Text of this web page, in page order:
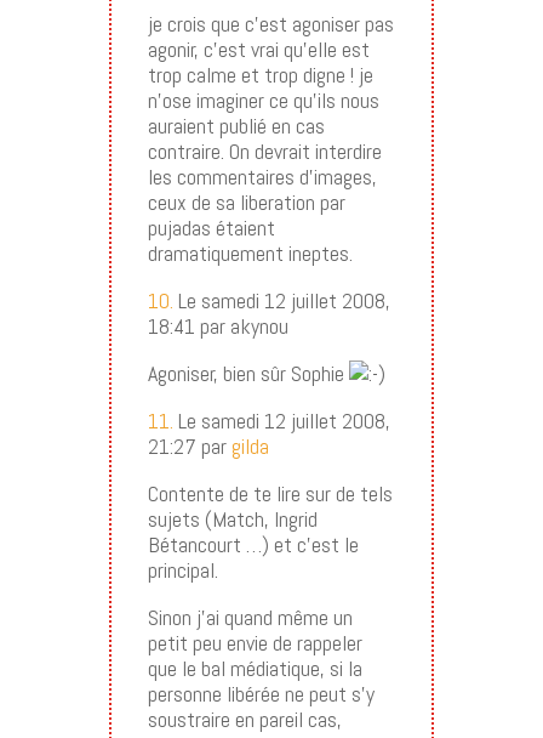
je crois que c’est agoniser pas
agonir, c’est vrai qu’elle est
trop calme et trop digne ! je
n’ose imaginer ce qu’ils nous
auraient publié en cas
contraire. On devrait interdire
les commentaires d’images,
ceux de sa liberation par
pujadas étaient
dramatiquement ineptes.
10. Le samedi 12 juillet 2008,
18:41 par akynou
Agoniser, bien sûr Sophie
11. Le samedi 12 juillet 2008,
21:27 par gilda
Contente de te lire sur de tels
sujets (Match, Ingrid
Bétancourt …) et c’est le
principal.
Sinon j’ai quand même un
petit peu envie de rappeler
que le bal médiatique, si la
personne libérée ne peut s’y
soustraire en pareil cas,